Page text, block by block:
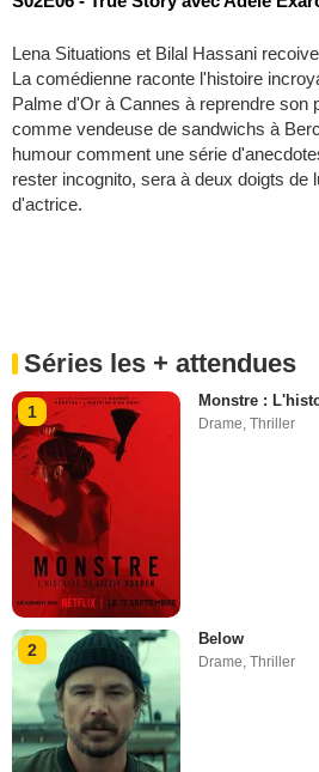
Lena Situations et Bilal Hassani
La comédienne raconte l'histoire
Palme d'Or à Cannes à reprendre son
comme vendeuse de sandwichs à
humour comment une série
rester incognito, sera à deux doigts de
d'actrice.
Séries les + attendues
1
Monstre :
Drame,Thriller
2
Below
Drame ,Thriller